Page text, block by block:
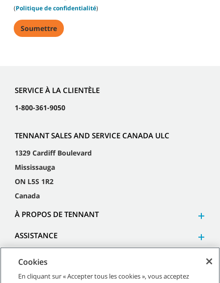
(Politique de confidentialité)
SERVICE À LA CLIENTÈLE
1-800-361-9050
TENNANT SALES AND SERVICE CANADA ULC
1329 Cardiff Boulevard
Mississauga
ON L5S 1R2
Canada
À PROPOS DE TENNANT
ASSISTANCE
Cookies
En cliquant sur « Accepter tous les cookies », vous acceptez